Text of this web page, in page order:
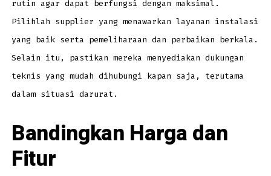
rutin agar dapat berfungsi dengan maksimal.
Pilihlah supplier yang menawarkan layanan instalasi
yang baik serta pemeliharaan dan perbaikan berkala.
Selain itu, pastikan mereka menyediakan dukungan
teknis yang mudah dihubungi kapan saja, terutama
dalam situasi darurat.
Bandingkan Harga dan
Fitur